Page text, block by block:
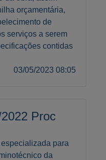
orçamentária,
de
serviços a serem
contidas
03/05/2023 08:05
Proc
para
da